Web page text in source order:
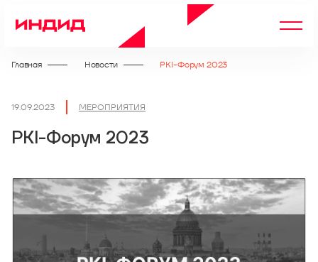
Главная Новости PKI-Форум 2023
19.09.2023 МЕРОПРИЯТИЯ
PKI-Форум 2023